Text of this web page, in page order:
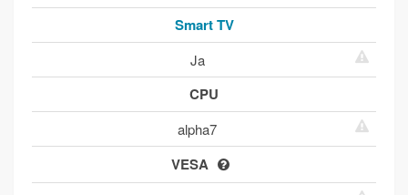
Smart TV
Ja
CPU
alpha7
VESA